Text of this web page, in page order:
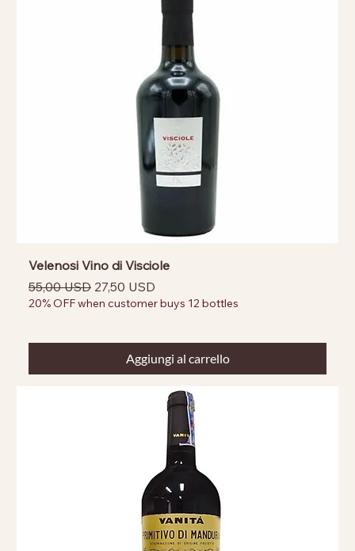
Velenosi Vino di Visciole
Prezzo regolare
55,00 USD Prezzo scontato
27,50 USD
20% OFF when customer buys 12 bottles
Aggiungi al carrello